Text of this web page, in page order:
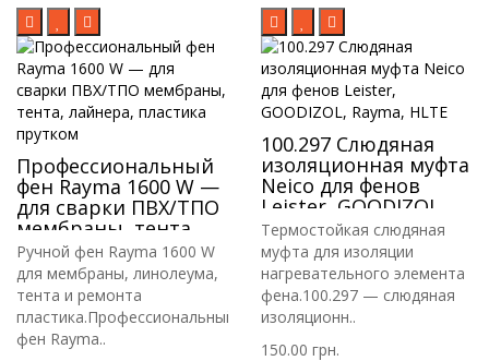
Профессиональный
фен Rayma 1600 W —
для сварки ПВХ/ТПО
мембраны, тента,
лайнера, пластика
прутком
Ручной фен Rayma 1600 W
для мембраны, линолеума,
тента и ремонта
пластика.Профессиональный
фен Rayma..
100.297 Слюдяная
изоляционная муфта
Neico для фенов
Leister, GOODIZOL,
Rayma, HLTE
Термостойкая слюдяная
муфта для изоляции
нагревательного элемента
фена.100.297 — слюдяная
изоляционн..
150.00 грн.